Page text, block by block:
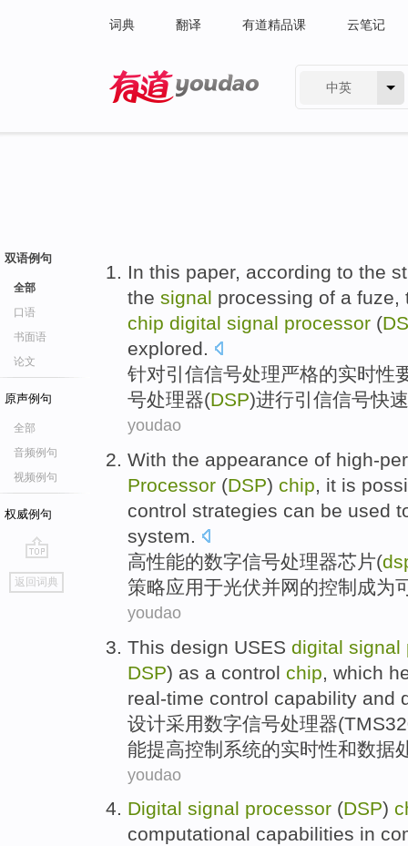
词典 翻译 有道精品课 云笔记
中英
双语例句
全部
口语
书面语
论文
原声例句
全部
音频例句
视频例句
权威例句
go
top
返回词典
In this paper, according to the
the signal processing of a fuze,
chip digital signal processor (
explored.
针对引信信号处理严格的实时性
号处理器(DSP)进行引信信号快
youdao
With the appearance of high-
Processor (DSP) chip, it is
control strategies can be used
system.
高性能的数字信号处理器芯片(
策略应用于光伏并网的控制成为
youdao
This design USES digital signal
DSP) as a control chip , which
real-time control capability and
设计采用数字信号处理器
能提高控制 系统的实时性和数据
youdao
Digital signal processor (DSP)
computational capabilities in